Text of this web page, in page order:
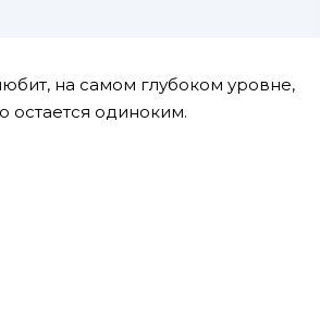
на самом глубоком уровне,
остается одиноким.